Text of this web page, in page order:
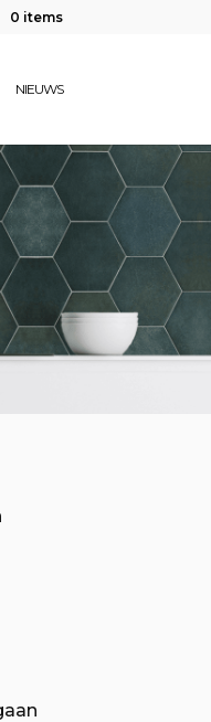
0 items
NIEUWS